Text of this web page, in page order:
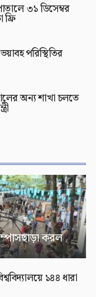
৩১ ডিসেম্বর
ফ্রি
পরিস্থিতির
অন্য শাখা চলতে
করল
১৪৪ ধারা